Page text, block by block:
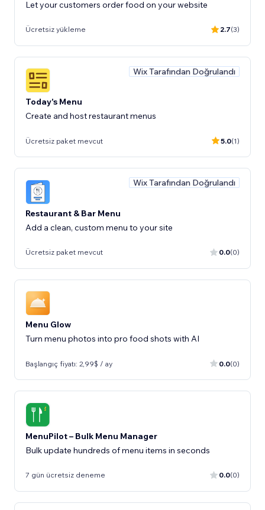
Let your customers order food on your website
Ücretsiz yükleme 2.7(3)
Wix Tarafından Doğrulandı
Today's Menu
Create and host restaurant menus
Ücretsiz paket mevcut 5.0(1)
Wix Tarafından Doğrulandı
Restaurant & Bar Menu
Add a clean, custom menu to your site
Ücretsiz paket mevcut 0.0(0)
Menu Glow
Turn menu photos into pro food shots with AI
Başlangıç fiyatı: 2,99$ / ay 0.0(0)
MenuPilot – Bulk Menu Manager
Bulk update hundreds of menu items in seconds
7 gün ücretsiz deneme 0.0(0)